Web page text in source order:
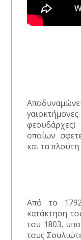
οποίων
και τα πλούτη
Από το
κατάκτηση
του 1803,
τους